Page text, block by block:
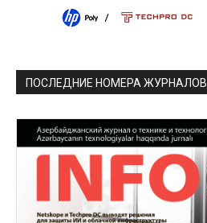
ПОСЛЕДНИЕ НОМЕРА ЖУРНАЛОВ